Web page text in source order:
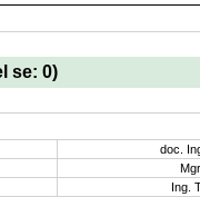
se: 0)
doc.
Ing.